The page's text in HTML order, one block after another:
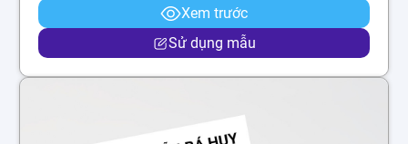
Xem trước
Sử dụng mẫu